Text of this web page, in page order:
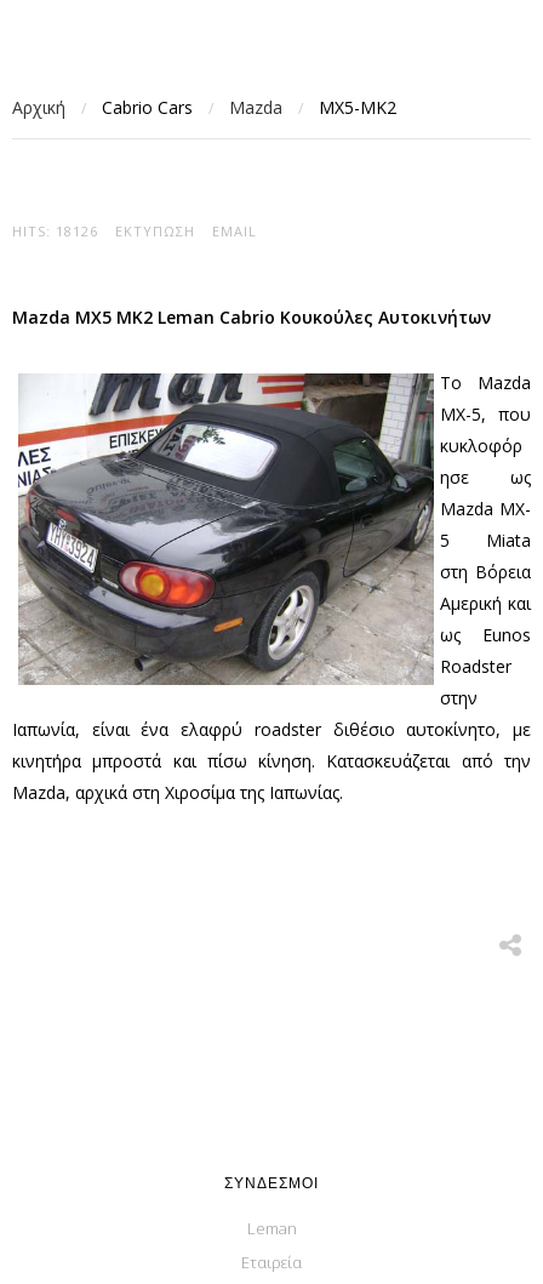
Αρχική / Cabrio Cars / Mazda / MX5-MK2
HITS: 18126 ΕΚΤΎΠΩΣΗ EMAIL
Mazda MX5 MK2 Leman Cabrio Κουκούλες Αυτοκινήτων
Το Mazda
MX-5, που
κυκλοφόρ
ησε ως
Mazda MX-
5 Miata
στη Βόρεια
Αμερική και
ως Eunos
Roadster
στην
Ιαπωνία, είναι ένα ελαφρύ roadster διθέσιο αυτοκίνητο, με
κινητήρα μπροστά και πίσω κίνηση. Κατασκευάζεται από την
Mazda, αρχικά στη Χιροσίμα της Ιαπωνίας.
ΣΎΝΔΕΣΜΟΙ
Leman
Εταιρεία